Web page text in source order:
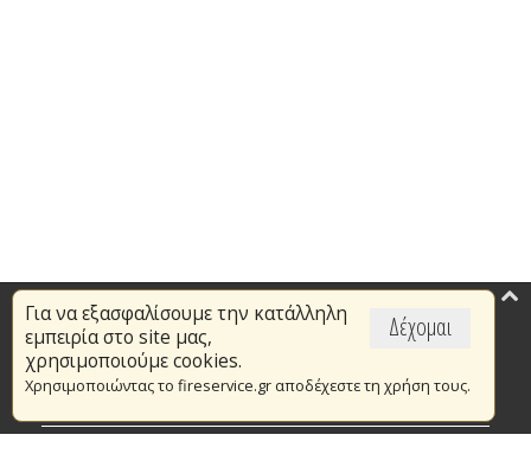
Δέχομαι
Για να εξασφαλίσουμε την κατάλληλη
εμπειρία στο site μας,
χρησιμοποιούμε cookies.
Χρησιμοποιώντας το fireservice.gr αποδέχεστε τη χρήση τους.
Επικαιρότητα
Το Πυροσβεστικό Σώμα